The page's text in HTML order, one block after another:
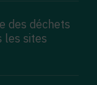
des déchets
les sites